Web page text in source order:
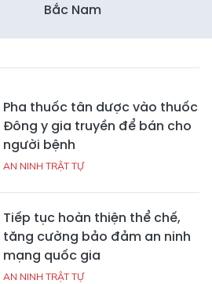
Bắc Nam
Pha thuốc tân dược vào thuốc
Đông y gia truyền để bán cho
người bệnh
AN NINH TRẬT TỰ
Tiếp tục hoàn thiện thể chế,
tăng cường bảo đảm an ninh
mạng quốc gia
AN NINH TRẬT TỰ